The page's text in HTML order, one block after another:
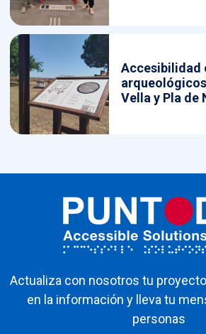
Accesibilidad
Vella y Pla de
Actualiza con nosotros tu
en la información y lleva tu
personas